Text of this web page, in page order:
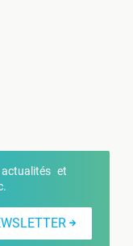
actualités et